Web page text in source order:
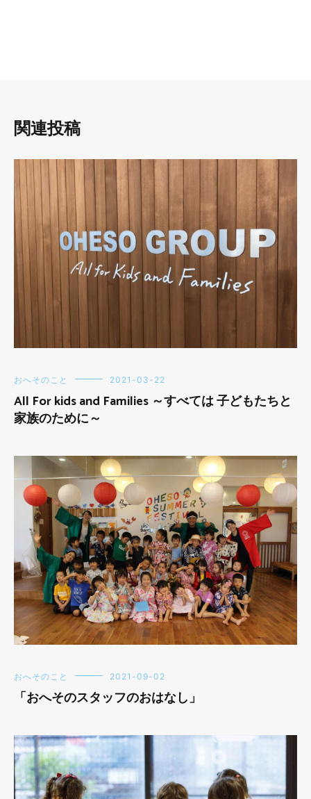
関連投稿
おへそのこと 2021-03-22
All For kids and Families ～すべては 子どもたちと
家族のために～
おへそのこと 2021-09-02
「おへそのスタッフのおはなし」